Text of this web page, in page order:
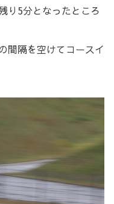
り5分となったところ
間隔を空けてコースイ